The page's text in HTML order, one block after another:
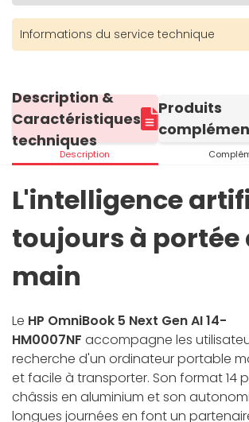
Informations du service technique
Description &
Caractéristiques
techniques
Description
Produits
L'intelligence
toujours à portée
main
Le HP OmniBook 5 Next Gen AI 14-
HM0007NF accompagne les
recherche d'un ordinateur portable
et facile à transporter. Son format 14
châssis en aluminium et son
longues journées en font un